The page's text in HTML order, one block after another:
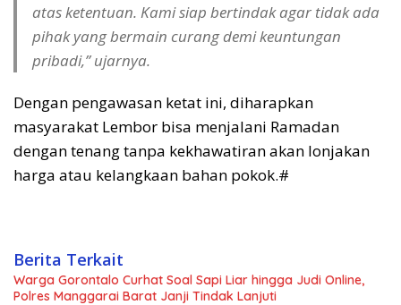
atas ketentuan. Kami siap bertindak agar tidak ada
pihak yang bermain curang demi keuntungan
pribadi,” ujarnya.
Dengan pengawasan ketat ini, diharapkan
masyarakat Lembor bisa menjalani Ramadan
dengan tenang tanpa kekhawatiran akan lonjakan
harga atau kelangkaan bahan pokok.#
Berita Terkait
Warga Gorontalo Curhat Soal Sapi Liar hingga Judi Online,
Polres Manggarai Barat Janji Tindak Lanjuti